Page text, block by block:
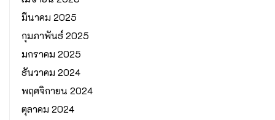
มีนาคม 2025
กุมภาพันธ์ 2025
มกราคม 2025
ธันวาคม 2024
พฤศจิกายน 2024
ตุลาคม 2024